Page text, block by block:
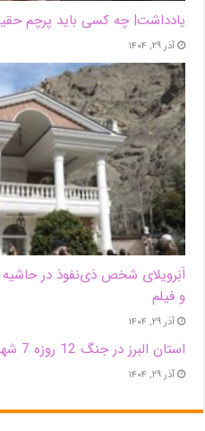
یادداشت| ‌چه کسی باید پرچم
آذر ۲۹, ۱۴۰۴
اَبَر‌ویلای شخص ذی‌نفوذ در
و فیلم
آذر ۲۹, ۱۴۰۴
استان البرز در جنگ 12 روزه 7 شهید دانشجو تقدیم انقلاب کرد
آذر ۲۹, ۱۴۰۴